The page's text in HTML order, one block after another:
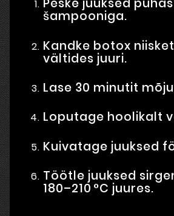
Peske juuksed
šampooniga.
Kandke botox
vältides juuri.
Lase 30 minutit
Loputage hoolikalt
Kuivatage juuksed
Töötle juuksed
180–210 °C juures.